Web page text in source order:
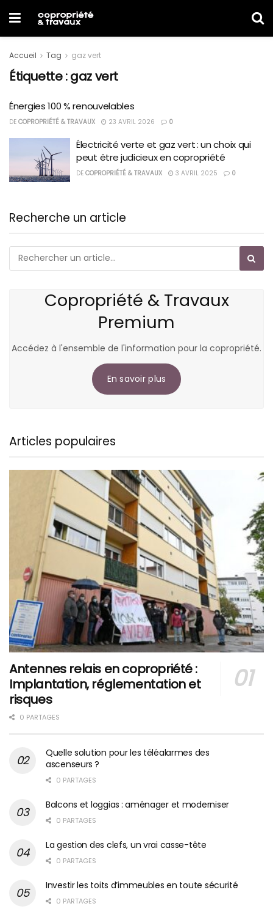
Accueil Tag gaz vert
Étiquette :gaz vert
Énergies 100 % renouvelables
DE COPROPRIÉTÉ & TRAVAUX 23 AVRIL 2026 0
Électricité verte et gaz vert : un choix qui
peut être judicieux en copropriété
DE COPROPRIÉTÉ & TRAVAUX 3 AVRIL 2025 0
Recherche un article
Copropriété & Travaux
Premium
Accédez à l'ensemble de l'information pour la copropriété.
En savoir plus
Articles populaires
Antennes relais en copropriété :
Implantation, réglementation et
risques
0 PARTAGES
Quelle solution pour les téléalarmes des
ascenseurs ?
0 PARTAGES
Balcons et loggias : aménager et moderniser
0 PARTAGES
La gestion des clefs, un vrai casse-tête
0 PARTAGES
Investir les toits d’immeubles en toute sécurité
0 PARTAGES